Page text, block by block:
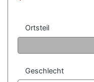
Ortsteil
Geschlecht